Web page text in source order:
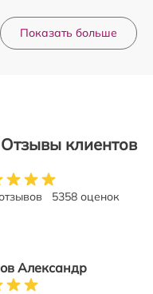
Показать больше
Отзывы клиентов
5358 оценок
Александр